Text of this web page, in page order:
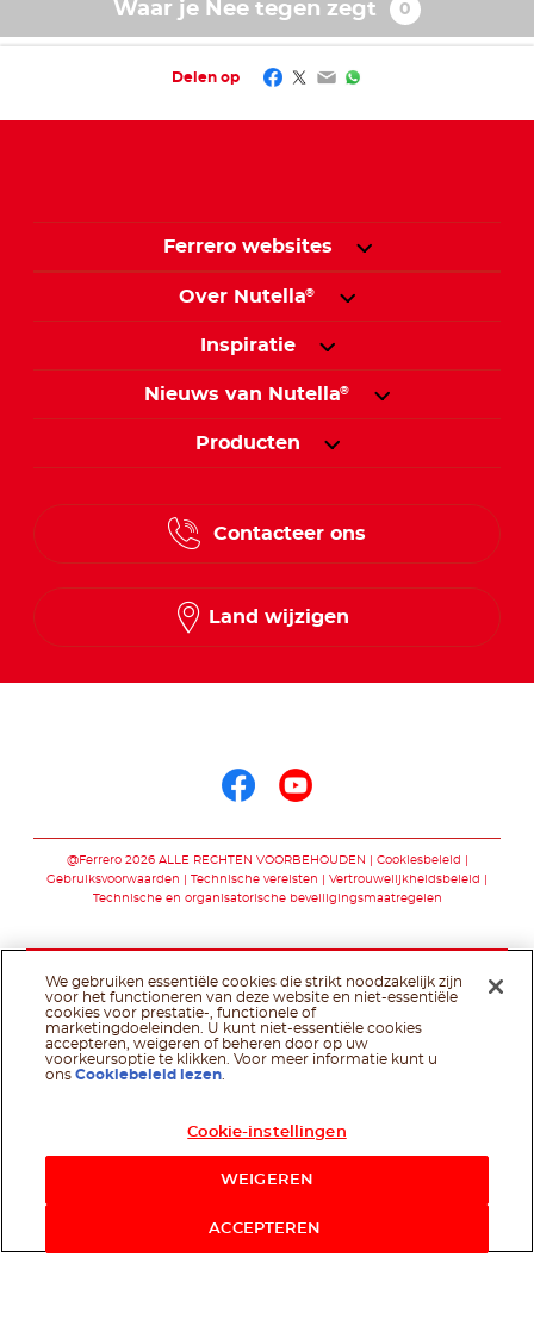
Waar je Nee tegen zegt
Delen op Facebook
Twitter
EmailWhatsApp
Ferrero websites
Over Nutella®
Inspiratie
Nieuws van Nutella®
Producten
Contacteer ons
Land wijzigen
@Ferrero 2026 ALLE RECHTEN VOORBEHOUDEN
Cookiesbeleid
Gebruiksvoorwaarden
Technische vereisten
Vertrouwelijkheidsbeleid
Technische en organisatorische beveiligingsmaatregelen
We gebruiken essentiële cookies die strikt noodzakelijk zijn
voor het functioneren van deze website en niet-essentiële
cookies voor prestatie-, functionele of
marketingdoeleinden. U kunt niet-essentiële cookies
accepteren, weigeren of beheren door op uw
voorkeursoptie te klikken. Voor meer informatie kunt u
onsCookiebeleid lezen
Cookie-instellingen
WEIGEREN
ACCEPTEREN